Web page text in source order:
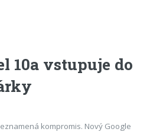
10a vstupuje do
kompromis. Nový Google